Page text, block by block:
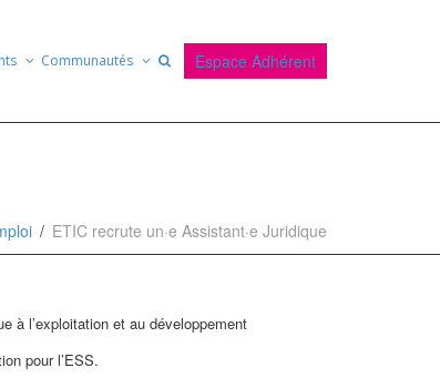
Communautés Espace Adhérent
ETIC recrute un·e Assistant·e Juridique
à l’exploitation et au développement
pour l’ESS.